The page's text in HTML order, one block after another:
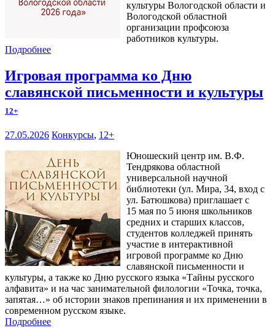
культуры Вологодской области и
Вологодской областной
организации профсоюза
работников культуры.
Подробнее
Игровая программа ко Дню
славянской письменности и культуры
12+
27.05.2026 Конкурсы, 12+
Юношеский центр им. В.Ф.
Тендрякова областной
универсальной научной
библиотеки (ул. Мира, 34, вход с
ул. Батюшкова) приглашает с
15 мая по 5 июня школьников
средних и старших классов,
студентов колледжей принять
участие в интерактивной
игровой программе ко Дню
славянской письменности и
культуры, а также ко Дню русского языка «Тайны русского
алфавита» и на час занимательной филологии «Точка, точка,
запятая…» об истории знаков препинания и их применении в
современном русском языке.
Подробнее